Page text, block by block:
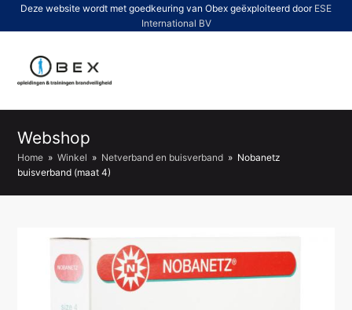
Deze website wordt met goedkeuring van Obex geëxploiteerd door ESE
International BV
Webshop
Home » Winkel » Netverband en buisverband » Nobanetz
buisverband (maat 4)